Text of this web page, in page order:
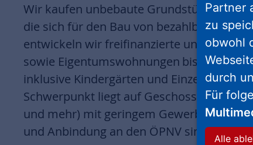
Wir kaufen unbebaute Grundstücke
die sich für den Bau von bezahlbarem
entwickeln wir freifinanzierte und
sowie Eigentumswohnungen bis hin zu
inklusive Kindergärten und
Schwerpunkt liegt auf
und mehr) mit geringem Gewerbeanteil.
und Anbindung an den ÖPNV sind
Partner
zu
obwohl
durch
Für
Alle